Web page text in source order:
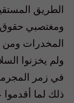
الطريق
ومغتصبي حقوق
المخدرات ومن
ولم يخزنوا
في زمر
ذلك لما